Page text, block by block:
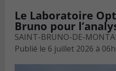
Le Laboratoire
Bruno pour
SAINT-BRUNO-DE-
Publié le 6 juillet 2026 à